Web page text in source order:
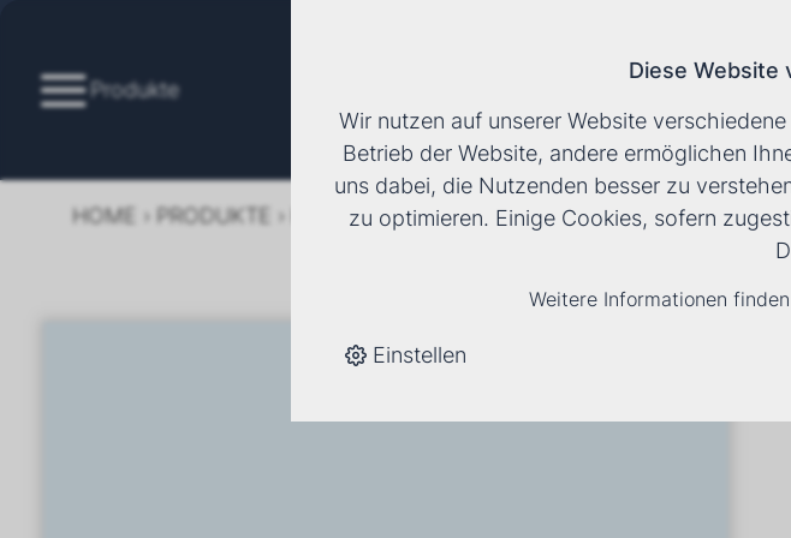
Produkte
HOME › PRODUKTE › KÄLTE/KLIMA › FANCOILS ›
Diese Website
Wir nutzen auf unserer Website
Betrieb der Website, andere ermöglichen
uns dabei, die Nutzenden besser zu
zu optimieren. Einige Cookies, sofern
Weitere Informationen
Einstellen